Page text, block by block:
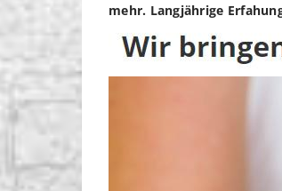
mehr. Langjährige